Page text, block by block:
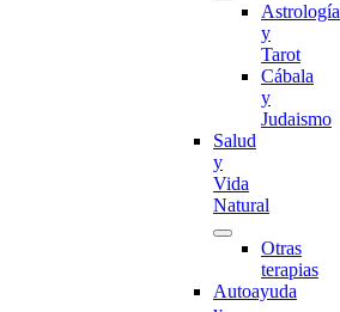
Astrología
y
Tarot
Cábala
y
Judaismo
Salud
y
Vida
Natural
Otras
terapias
Autoayuda